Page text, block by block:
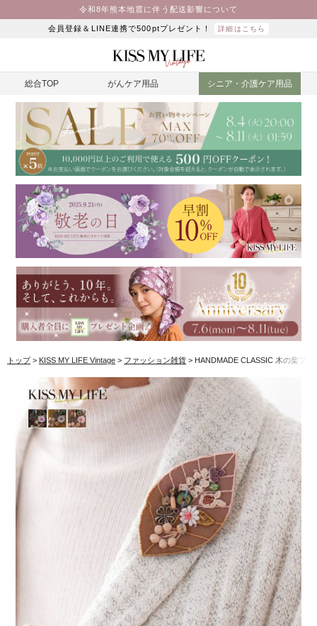
令和8年熊本地震に伴う配送影響について
会員登録＆LINE連携で500ptプレゼント！ 詳細はこちら
総合TOP がんケア用品 シニア・介護ケア用品
トップ KISS MY LIFE Vintage ファッション雑貨 HANDMADE CLASSIC 木の葉ブロ